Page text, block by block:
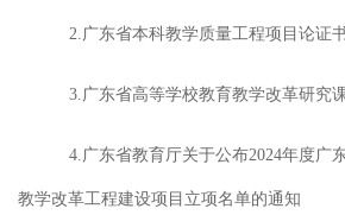
2.广东省本科教学质量工程项目论证
3.广东省高等学校教育教学改革研究
4.广东省教育厅关于公布2024年度广
教学改革工程建设项目立项名单的通知